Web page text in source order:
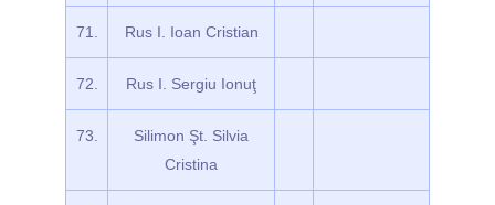
71. Rus I. Ioan Cristian
72. Rus I. Sergiu Ionuţ
73.
Silimon Şt. Silvia
Cristina